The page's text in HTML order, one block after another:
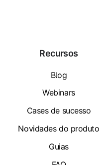
Recursos
Blog
Webinars
Cases de sucesso
Novidades do produto
Guias